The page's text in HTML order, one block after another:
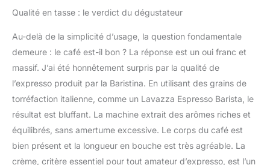
Qualité en tasse : le verdict du dégustateur
Au-delà de la simplicité d’usage, la question fondamentale
demeure : le café est-il bon ? La réponse est un oui franc et
massif. J’ai été honnêtement surpris par la qualité de
l’expresso produit par la Baristina. En utilisant des grains de
torréfaction italienne, comme un Lavazza Espresso Barista, le
résultat est bluffant. La machine extrait des arômes riches et
équilibrés, sans amertume excessive. Le corps du café est
bien présent et la longueur en bouche est très agréable. La
crème, critère essentiel pour tout amateur d’expresso, est l’un